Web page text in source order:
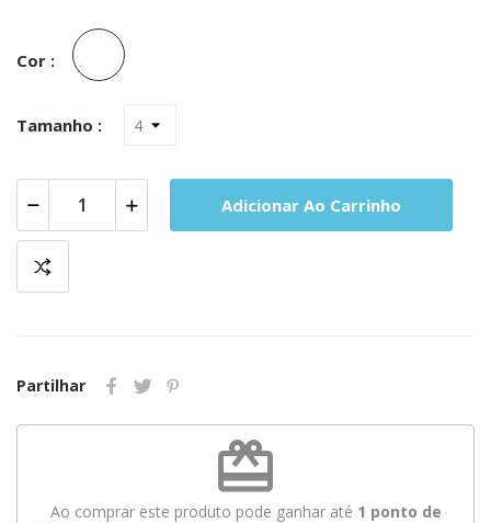
Cor :
Branco
Tamanho :
Adicionar Ao Carrinho
Partilhar
redeem
Ao comprar este produto pode ganhar até 1 ponto de